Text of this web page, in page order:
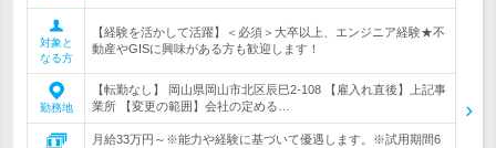
対象と
なる方
【経験を活かして活躍】＜必須＞大卒以上、エンジニア経験★不
動産やGISに興味がある方も歓迎します！
勤務地
【転勤なし】 岡山県岡山市北区辰巳2-108 【雇入れ直後】上記事
業所 【変更の範囲】会社の定める…
月給33万円～※能力や経験に基づいて優遇します。※試用期間6